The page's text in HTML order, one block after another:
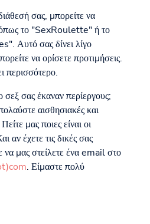
σας, μπορείτε να
όπως το "SexRoulette" ή το
Αυτό σας δίνει λίγο
να ορίσετε προτιμήσεις.
περισσότερο.
σας έκαναν περίεργους;
αισθησιακές και
μας ποιες είναι οι
αν έχετε τις δικές σας
να μας στείλετε ένα email στο
. Είμαστε πολύ